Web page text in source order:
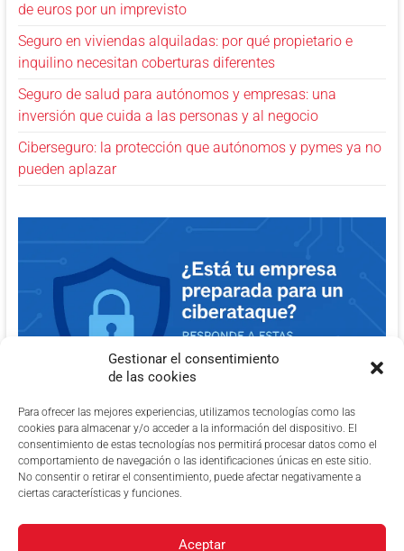
Gestionar el consentimiento
de las cookies
Para ofrecer las mejores experiencias, utilizamos tecnologías como las
cookies para almacenar y/o acceder a la información del dispositivo. El
consentimiento de estas tecnologías nos permitirá procesar datos como el
comportamiento de navegación o las identificaciones únicas en este sitio.
No consentir o retirar el consentimiento, puede afectar negativamente a
ciertas características y funciones.
Aceptar
de euros por un imprevisto
Seguro en viviendas alquiladas: por qué propietario e
inquilino necesitan coberturas diferentes
Seguro de salud para autónomos y empresas: una
inversión que cuida a las personas y al negocio
Ciberseguro: la protección que autónomos y pymes ya no
pueden aplazar